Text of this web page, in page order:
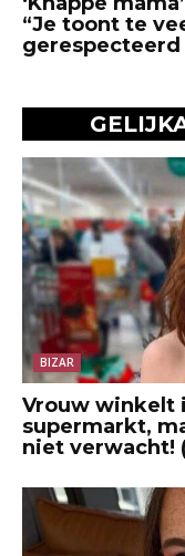
“Je toont te
gerespecteerd
BIZAR
Vrouw winkelt
supermarkt,
niet verwacht!